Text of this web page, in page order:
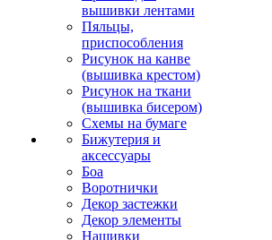
вышивки лентами
Пяльцы,
приспособления
Рисунок на канве
(вышивка крестом)
Рисунок на ткани
(вышивка бисером)
Схемы на бумаге
Бижутерия и
аксессуары
Боа
Воротнички
Декор застежки
Декор элементы
Нашивки